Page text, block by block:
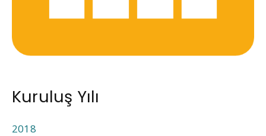
Kuruluş Yılı
2018